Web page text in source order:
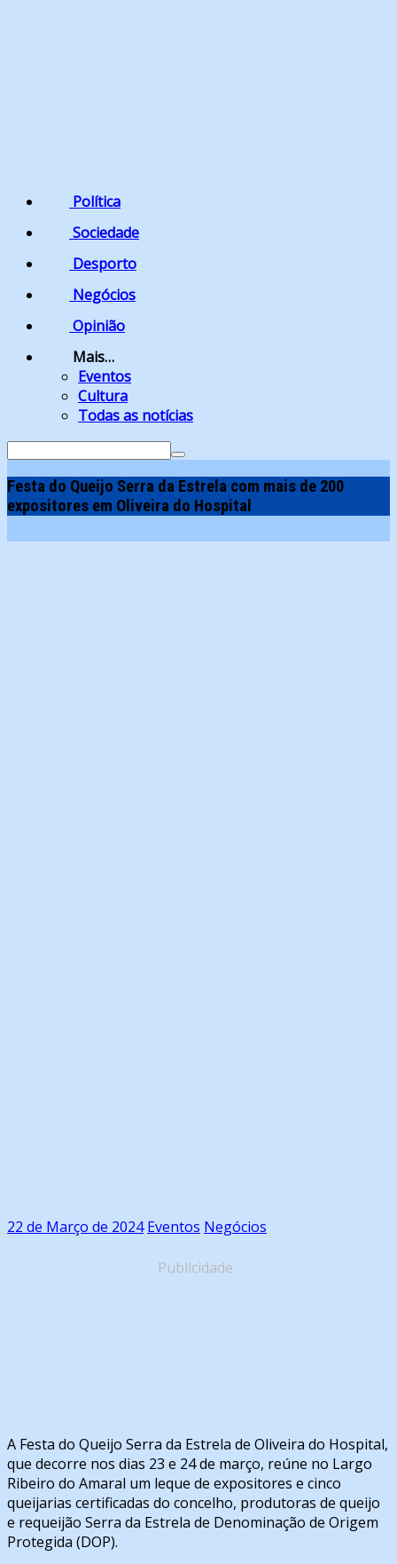
Política
Sociedade
Desporto
Negócios
Opinião
Mais…
Eventos
Cultura
Todas as notícias
Search
Festa do Queijo Serra da Estrela com mais de 200
expositores em Oliveira do Hospital
22 de Março de 2024 Eventos Negócios
Publicidade
A Festa do Queijo Serra da Estrela de Oliveira do Hospital,
que decorre nos dias 23 e 24 de março, reúne no Largo
Ribeiro do Amaral um leque de expositores e cinco
queijarias certificadas do concelho, produtoras de queijo
e requeijão Serra da Estrela de Denominação de Origem
Protegida (DOP).